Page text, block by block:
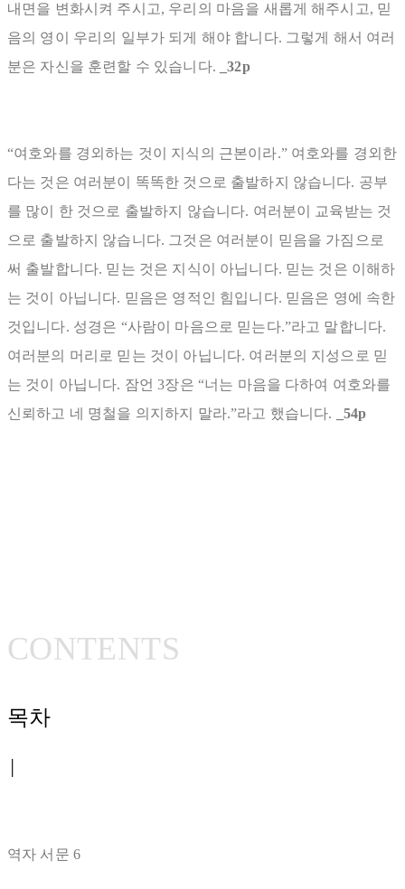
내면을 변화시켜 주시고, 우리의 마음을 새롭게 해주시고, 믿
음의 영이 우리의 일부가 되게 해야 합니다. 그렇게 해서 여러
분은 자신을 훈련할 수 있습니다.
_32p
“여호와를 경외하는 것이 지식의 근본이라.” 여호와를 경외한
다는 것은 여러분이 똑똑한 것으로 출발하지 않습니다. 공부
를 많이 한 것으로 출발하지 않습니다. 여러분이 교육받는 것
으로 출발하지 않습니다. 그것은 여러분이 믿음을 가짐으로
써 출발합니다. 믿는 것은 지식이 아닙니다. 믿는 것은 이해하
는 것이 아닙니다. 믿음은 영적인 힘입니다. 믿음은 영에 속한
것입니다. 성경은 “사람이 마음으로 믿는다.”라고 말합니다.
여러분의 머리로 믿는 것이 아닙니다. 여러분의 지성으로 믿
는 것이 아닙니다. 잠언 3장은 “너는 마음을 다하여 여호와를
신뢰하고 네 명철을 의지하지 말라.”라고 했습니다.
_54p
CONTENTS
목차
역자 서문 6